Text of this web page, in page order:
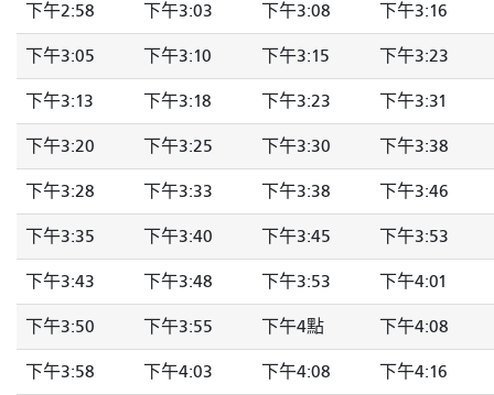
下午2:58 下午3:03 下午3:08 下午3:16
下午3:05 下午3:10 下午3:15 下午3:23
下午3:13 下午3:18 下午3:23 下午3:31
下午3:20 下午3:25 下午3:30 下午3:38
下午3:28 下午3:33 下午3:38 下午3:46
下午3:35 下午3:40 下午3:45 下午3:53
下午3:43 下午3:48 下午3:53 下午4:01
下午3:50 下午3:55 下午4點 下午4:08
下午3:58 下午4:03 下午4:08 下午4:16